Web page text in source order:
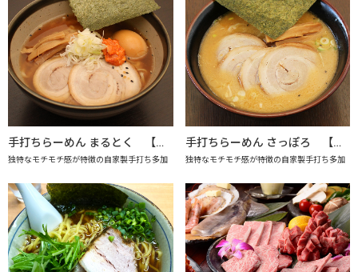
手打ちらーめん まるとく 【上越市地産地消推進の店認定店】
独特なモチモチ感が特徴の自家製手打ち多加
手打ちらーめん さっぽろ 【上越市地産地消推進の店認定店】
独特なモチモチ感が特徴の自家製手打ち多加